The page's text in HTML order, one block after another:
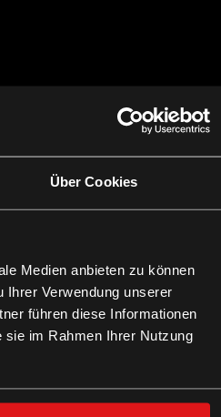
Über Cookies
Medien anbieten zu können
Ihrer Verwendung unserer
führen diese Informationen
sie im Rahmen Ihrer Nutzung